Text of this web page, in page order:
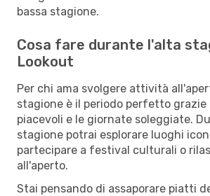
bassa stagione.
Cosa fare durante l'alta
Lookout
Per chi ama svolgere attività
stagione è il periodo perfetto
piacevoli e le giornate soleggiate.
stagione potrai esplorare luoghi
partecipare a festival culturali o
all'aperto.
Stai pensando di assaporare piatti